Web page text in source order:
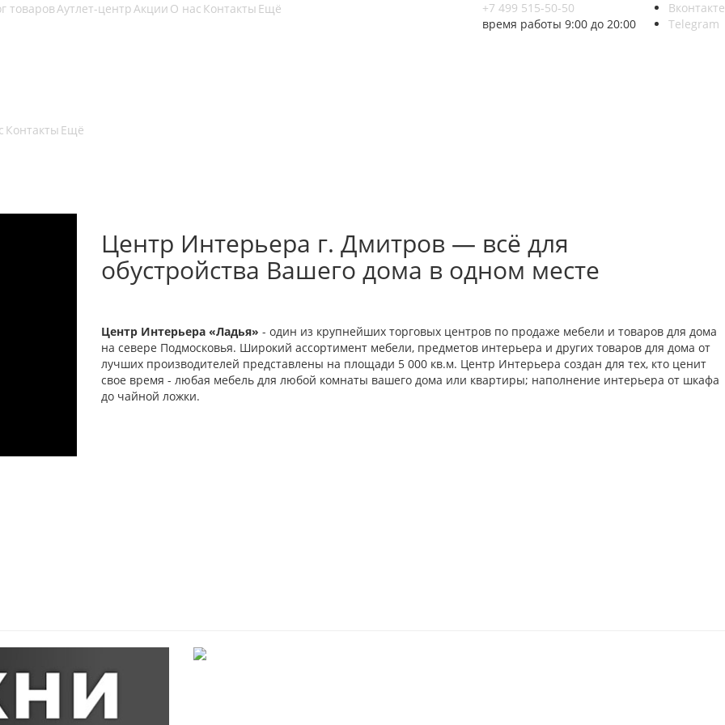
Вконтакте
Telegram
+7 499 515-50-50
время работы 9:00 до 20:00
товаровАутлет-центрАкции О нас Контакты Ещё
Контакты Ещё
Центр Интерьера г. Дмитров — всё для
обустройства Вашего дома в одном месте
Центр Интерьера «Ладья» - один из крупнейших торговых центров по продаже мебели и товаров для дома
на севере Подмосковья. Широкий ассортимент мебели, предметов интерьера и других товаров для дома от
лучших производителей представлены на площади 5 000 кв.м. Центр Интерьера создан для тех, кто ценит
свое время - любая мебель для любой комнаты вашего дома или квартиры; наполнение интерьера от шкафа
до чайной ложки.